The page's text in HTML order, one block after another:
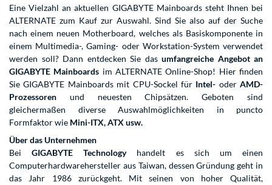
Eine Vielzahl an aktuellen GIGABYTE Mainboards steht Ihnen bei
ALTERNATE zum Kauf zur Auswahl. Sind Sie also auf der Suche
nach einem neuen Motherboard, welches als Basiskomponente in
einem Multimedia-, Gaming- oder Workstation-System verwendet
werden soll? Dann entdecken Sie das umfangreiche Angebot an
GIGABYTE Mainboards im ALTERNATE Online-Shop! Hier finden
Sie GIGABYTE Mainboards mit CPU-Sockel für Intel- oder AMD-
Prozessoren und neuesten Chipsätzen. Geboten sind
gleichermaßen diverse Auswahlmöglichkeiten in puncto
Formfaktor wie Mini-ITX, ATX usw.
Über das Unternehmen
BeiGIGABYTE Technologyhandelt es sich um einen
Computerhardwarehersteller aus Taiwan, dessen Gründung geht in
das Jahr 1986 zurückgeht. Mit seinen von hoher Qualität,